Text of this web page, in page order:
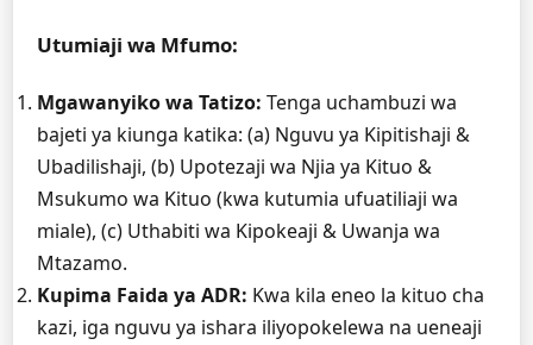
Utumiaji wa Mfumo:
Mgawanyiko wa Tatizo: Tenga uchambuzi wa
bajeti ya kiunga katika: (a) Nguvu ya Kipitishaji &
Ubadilishaji, (b) Upotezaji wa Njia ya Kituo &
Msukumo wa Kituo (kwa kutumia ufuatiliaji wa
miale), (c) Uthabiti wa Kipokeaji & Uwanja wa
Mtazamo.
Kupima Faida ya ADR: Kwa kila eneo la kituo cha
kazi, iga nguvu ya ishara iliyopokelewa na ueneaji